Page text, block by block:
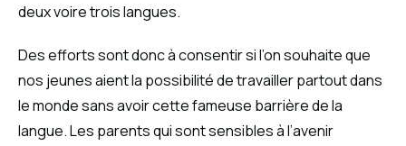
deux voire trois langues.
Des efforts sont donc à consentir si l’on souhaite que
nos jeunes aient la possibilité de travailler partout dans
le monde sans avoir cette fameuse barrière de la
langue. Les parents qui sont sensibles à l’avenir